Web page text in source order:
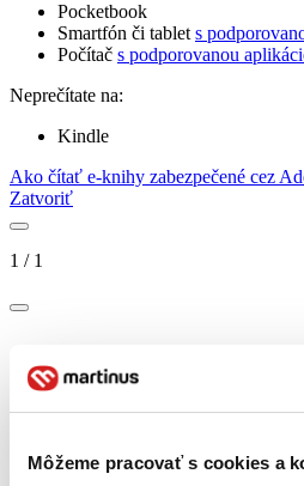
Môžeme pracovať s cookies a
Pocketbook
Smartfón či tablet s
Počítač s podporovanou
Neprečítate na:
Kindle
Ako čítať e-knihy zabezpečené cez
Zatvoriť
1 / 1